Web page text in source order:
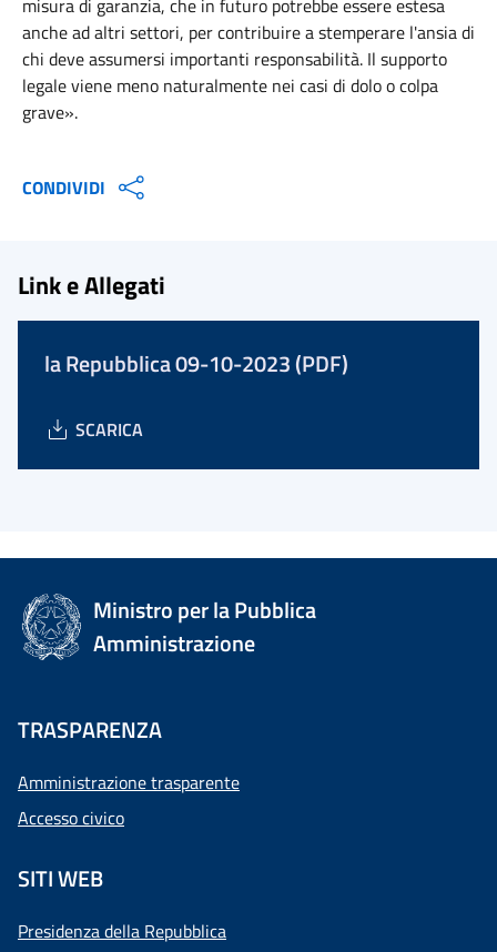
misura di garanzia, che in futuro potrebbe essere estesa
anche ad altri settori, per contribuire a stemperare l'ansia di
chi deve assumersi importanti responsabilità. Il supporto
legale viene meno naturalmente nei casi di dolo o colpa
grave».
CONDIVIDI
Link e Allegati
la Repubblica 09-10-2023 (PDF)
SCARICA
Ministro per la Pubblica
Amministrazione
TRASPARENZA
Amministrazione trasparente
Accesso civico
SITI WEB
Presidenza della Repubblica